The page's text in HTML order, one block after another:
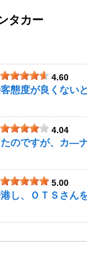
タカー
4.60
態度が良くない
4.04
のですが、カ―
5.00
し、ＯＴＳさん